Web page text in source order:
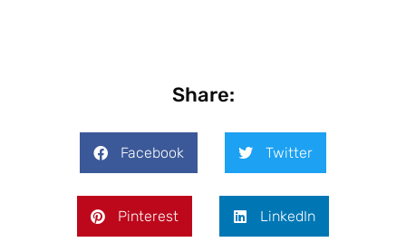
Share:
Facebook Twitter
Pinterest LinkedIn